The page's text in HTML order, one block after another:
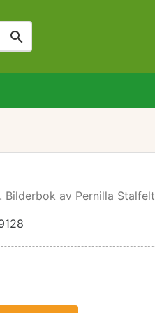

av Pernilla Stalfelt